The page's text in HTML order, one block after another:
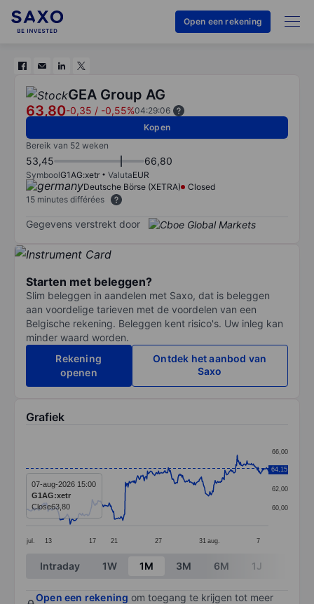
Open een rekening
GEA Group AG
63,80-0,35 / -0,55%04:29:06
Kopen
Bereik van 52 weken
53,45 66,80
SymboolG1AG:xetr ValutaEUR
Deutsche Börse (XETRA)
Closed
15 minutes différées
Gegevens verstrekt door
Starten met beleggen?
Slim beleggen in aandelen met Saxo, dat is beleggen
aan voordelige tarieven met de voordelen van een
Belgische rekening. Beleggen kent risico's. Uw inleg kan
minder waard worden.
Rekening
openen
Ontdek het aanbod van
Saxo
Grafiek
Line chart with 374 data points.
The chart has 1 X axis displaying categories.
The chart has 1 Y axis displaying values. Data
jul. 13 17 21 27 31 aug. 7
60,00
62,00
64,00
66,00
64,15
07-aug-2026 15:00
G1AG:xetr
Close63,80
End of interactive chart.
Intraday 1W 1M 3M 6M 1J
Open een rekening om toegang te krijgen tot meer